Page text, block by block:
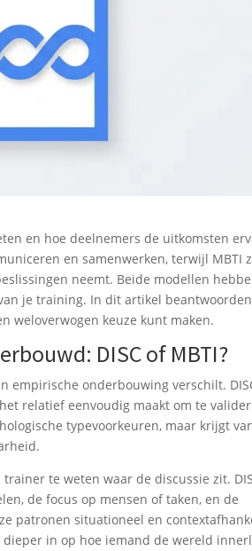
en hoe deelnemers de uitkomsten
en samenwerken, terwijl MBTI
neemt. Beide modellen
je training. In dit artikel
weloverwogen keuze kunt maken.
DISC of MBTI?
empirische onderbouwing verschilt.
relatief eenvoudig maakt om te
typevoorkeuren, maar krijgt
te weten waar de discussie zit.
de focus op mensen of taken, en de
patronen situationeel en
in op hoe iemand de wereld